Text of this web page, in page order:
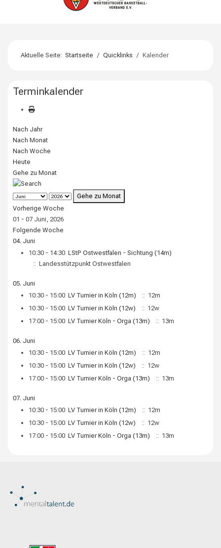
Aktuelle Seite:Startseite Quicklinks Kalender
Terminkalender
Nach Jahr
Nach Monat
Nach Woche
Heute
Gehe zu Monat
Gehe zu Monat
Vorherige Woche
01 - 07 Juni, 2026
Folgende Woche
04. Juni
10:30 - 14:30LStP Ostwestfalen - Sichtung (14m)
:: Landesstützpunkt Ostwestfalen
05. Juni
10:30 - 15:00LV Turnier in Köln (12m)
:: 12m
10:30 - 15:00LV Turnier in Köln (12w)
:: 12w
17:00 - 15:00LV Turnier Köln - Orga (13m) :: 13m
06. Juni
10:30 - 15:00LV Turnier in Köln (12m)
:: 12m
10:30 - 15:00LV Turnier in Köln (12w)
:: 12w
17:00 - 15:00LV Turnier Köln - Orga (13m) :: 13m
07. Juni
10:30 - 15:00LV Turnier in Köln (12m)
:: 12m
10:30 - 15:00LV Turnier in Köln (12w)
:: 12w
17:00 - 15:00LV Turnier Köln - Orga (13m) :: 13m